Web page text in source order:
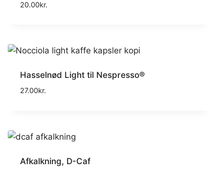
20.00kr.
Hasselnød Light til Nespresso®
27.00kr.
Afkalkning, D-Caf